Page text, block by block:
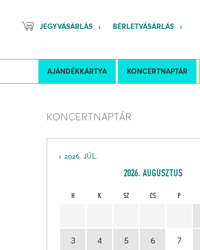
JEGYVÁSÁRLÁS BÉRLETVÁSÁRLÁS
AJÁNDÉKKÁRTYA KONCERTNAPTÁR
KONCERTNAPTÁR
2026. JÚL.
2026. AUGUSZTUS
H K SZ CS P
3 4 5 6 7